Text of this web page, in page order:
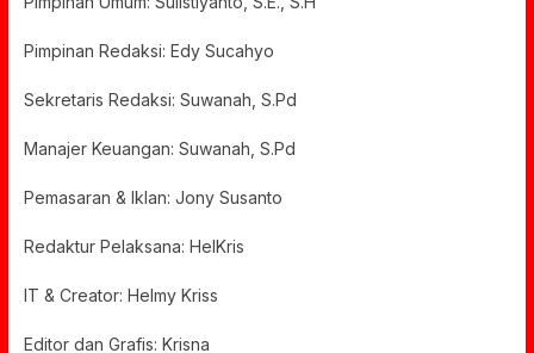
Pimpinan Redaksi: Edy Sucahyo
Sekretaris Redaksi: Suwanah, S.Pd
Manajer Keuangan: Suwanah, S.Pd
Pemasaran & Iklan: Jony Susanto
Redaktur Pelaksana: HelKris
IT & Creator: Helmy Kriss
Editor dan Grafis: Krisna